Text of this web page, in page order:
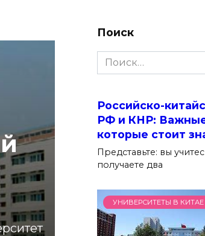
Поиск
Search
for:
Российско-
РФ и КНР:
которые стоит
Представьте: вы
получаете два
УНИВЕРСИТЕТЫ В КИТАЕ